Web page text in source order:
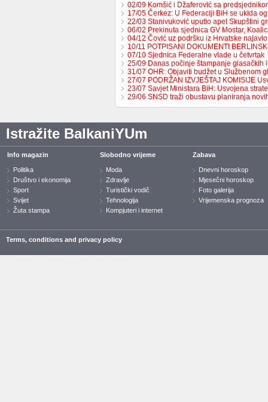
02/09 Komšić i Džaferović sa
17/05 Čerkez: U Federaciji BiH se ukida
22/03 Stanivuković uputio apel Skupštini
06/02 Prekinuta sjednica GV Mostar,
04/12 Čović uz podršku iz Hrvatske
10/11 POTPISANI DOKUMENTI
07/10 Sjednica Federalne vlade u četvrtak
25/09 Danas počinje štampanje glasačkih
31/07 OHR: Objaviti budžet u Službenom
27/07 PODRŽAN IZVJEŠTAJ KOMISIJE
23/07 Savjet Ministara BiH: Usvojena
29/06 SNSD traži obustavu planiranja
Istražite BalkaniYUm
Info magazin
Politika
Društvo i ekonomija
Sport
Svijet
Žuta stampa
Slobodno vrijeme
Moda
Zdravlje
Turistički vodič
Tehnologija
Kompjuteri i internet
Zabava
Dnevni horoskop
Mjesečni horoskop
Foto galerija
Vrijemenska prognoza
Terms, conditions and privacy policy